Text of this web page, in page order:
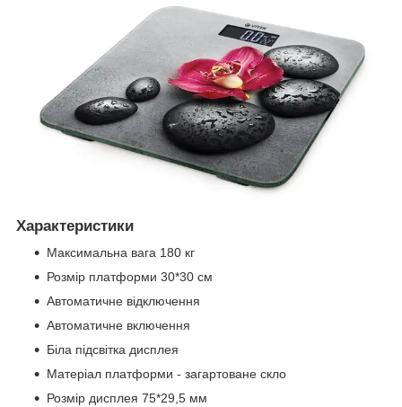
Характеристики
Максимальна вага 180 кг
Розмір платформи 30*30 см
Автоматичне відключення
Автоматичне включення
Біла підсвітка дисплея
Матеріал платформи - загартоване скло
Розмір дисплея 75*29,5 мм